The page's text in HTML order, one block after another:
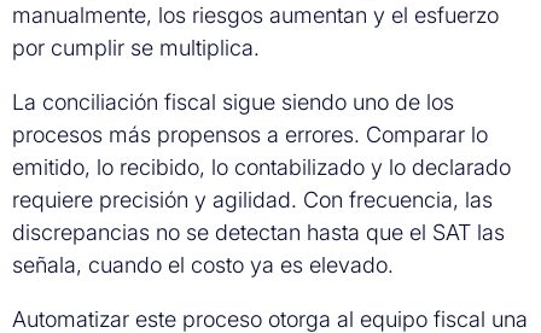
manualmente, los riesgos aumentan y el esfuerzo
por cumplir se multiplica.
La conciliación fiscal sigue siendo uno de los
procesos más propensos a errores. Comparar lo
emitido, lo recibido, lo contabilizado y lo declarado
requiere precisión y agilidad. Con frecuencia, las
discrepancias no se detectan hasta que el SAT las
señala, cuando el costo ya es elevado.
Automatizar este proceso otorga al equipo fiscal una